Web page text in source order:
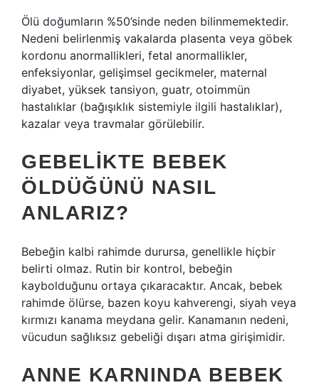
Ölü doğumların %50’sinde neden bilinmemektedir.
Nedeni belirlenmiş vakalarda plasenta veya göbek
kordonu anormallikleri, fetal anormallikler,
enfeksiyonlar, gelişimsel gecikmeler, maternal
diyabet, yüksek tansiyon, guatr, otoimmün
hastalıklar (bağışıklık sistemiyle ilgili hastalıklar),
kazalar veya travmalar görülebilir.
GEBELIKTE BEBEK
ÖLDÜĞÜNÜ NASIL
ANLARIZ?
Bebeğin kalbi rahimde durursa, genellikle hiçbir
belirti olmaz. Rutin bir kontrol, bebeğin
kaybolduğunu ortaya çıkaracaktır. Ancak, bebek
rahimde ölürse, bazen koyu kahverengi, siyah veya
kırmızı kanama meydana gelir. Kanamanın nedeni,
vücudun sağlıksız gebeliği dışarı atma girişimidir.
ANNE KARNINDA BEBEK